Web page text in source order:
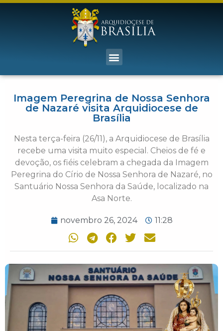
Imagem Peregrina de Nossa Senhora
de Nazaré visita Arquidiocese de
Brasília
Nesta terça-feira (26/11), a Arquidiocese de Brasília
recebe uma visita muito especial. Cheios de fé e
devoção, os fiéis celebram a chegada da Imagem
Peregrina do Círio de Nossa Senhora de Nazaré, no
Santuário Nossa Senhora da Saúde, localizado na
Asa Norte.
novembro 26, 2024 11:28